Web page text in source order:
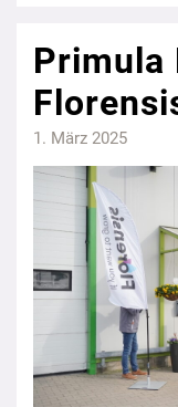
Primula
1. März 2025